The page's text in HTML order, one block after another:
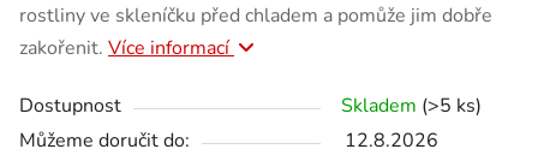
rostliny ve skleníčku před chladem a pomůže jim dobře
zakořenit. Více informací
Dostupnost Skladem (>5 ks)
Můžeme doručit do:
12.8.2026